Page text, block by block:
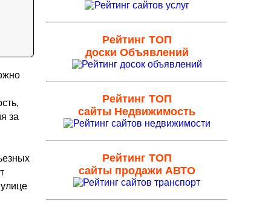
за
Рейтинг ТОП
доски Объявлений
Рейтинг ТОП
сайты Недвижимость
Рейтинг ТОП
сайты продажи АВТО